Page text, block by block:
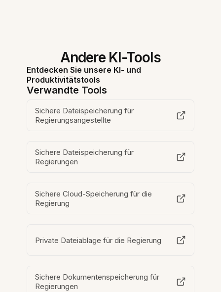
Andere KI-Tools
Entdecken Sie unsere KI- und
Produktivitätstools
Verwandte Tools
Sichere Dateispeicherung für
Regierungsangestellte
Sichere Dateispeicherung für
Regierungen
Sichere Cloud-Speicherung für die
Regierung
Private Dateiablage für die Regierung
Sichere Dokumentenspeicherung für
Regierungen